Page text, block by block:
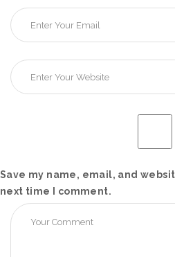
Save my name, email, and
next time I comment.